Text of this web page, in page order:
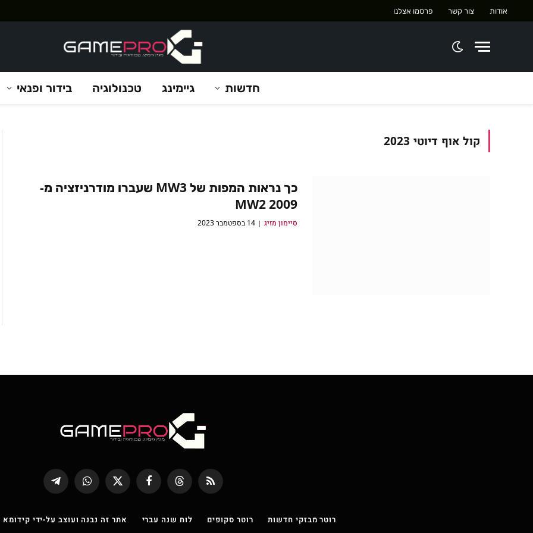
אודות צור קשר פרסמו אצלנו
חדשות גיימינג טכנולוגיה בידור ופנאי
קול אוף דיוטי 2023
כך נראות המפות של MW3 שעברו מודרניזציה מ-
MW2 2009
סיימון מזיג 14 בספטמבר 2023
RSS
Threads פייסבוק
X
(טוויטר)
WhatsApp
Telegram
רוטר מבזקי חדשות רוטר סקופים לוח שנה עברי אתר זה נבנה ועוצב על-ידי קידומא